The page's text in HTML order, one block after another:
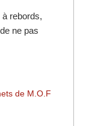
rebords,
ne pas